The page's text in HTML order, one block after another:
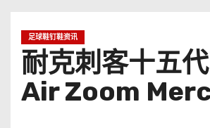
足球鞋钉鞋资讯
耐克刺客十五
Air Zoom